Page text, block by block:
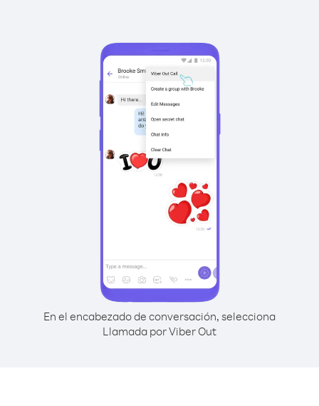
En el encabezado de conversación, selecciona
Llamada por Viber Out